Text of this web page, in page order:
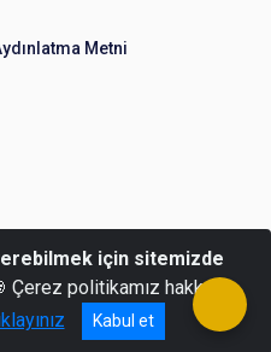
Metni
için sitemizde
Çerez politikamız hakkında
Kabul et